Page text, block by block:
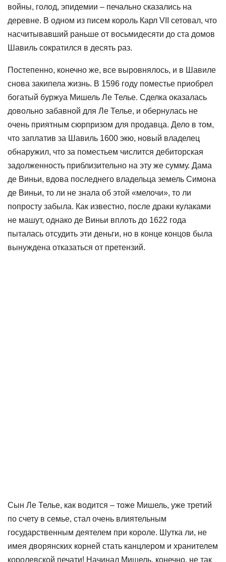
войны, голод, эпидемии – печально сказались на
деревне. В одном из писем король Карл VII сетовал, что
насчитывавший раньше от восьмидесяти до ста домов
Шавиль сократился в десять раз.
Постепенно, конечно же, все выровнялось, и в Шавиле
снова закипела жизнь. В 1596 году поместье приобрел
богатый буржуа Мишель Ле Телье. Сделка оказалась
довольно забавной для Ле Телье, и обернулась не
очень приятным сюрпризом для продавца. Дело в том,
что заплатив за Шавиль 1600 экю, новый владелец
обнаружил, что за поместьем числится дебиторская
задолженность приблизительно на эту же сумму. Дама
де Виньи, вдова последнего владельца земель Симона
де Виньи, то ли не знала об этой «мелочи», то ли
попросту забыла. Как известно, после драки кулаками
не машут, однако де Виньи вплоть до 1622 года
пыталась отсудить эти деньги, но в конце концов была
вынуждена отказаться от претензий.
Сын Ле Телье, как водится – тоже Мишель, уже третий
по счету в семье, стал очень влиятельным
государственным деятелем при короле. Шутка ли, не
имея дворянских корней стать канцлером и хранителем
королевской печати! Начинал Мишель, конечно, не так